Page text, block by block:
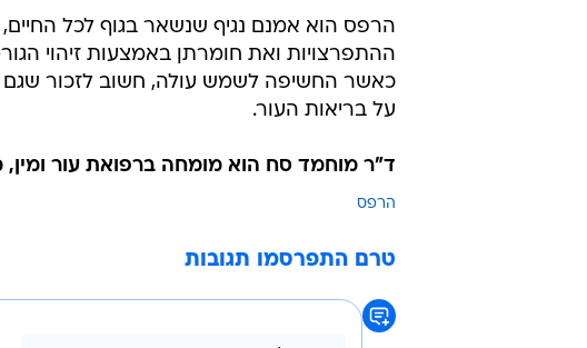
הרפס הוא אמנם נגיף שנשאר בגוף לכל
ההתפרצויות ואת חומרתן באמצעות זיהוי
כאשר החשיפה לשמש עולה, חשוב לזכור
על בריאות העור.
ד"ר מוחמד סח הוא מומחה ברפואת עור ומין,
הרפס
טרם התפרסמו תגובות